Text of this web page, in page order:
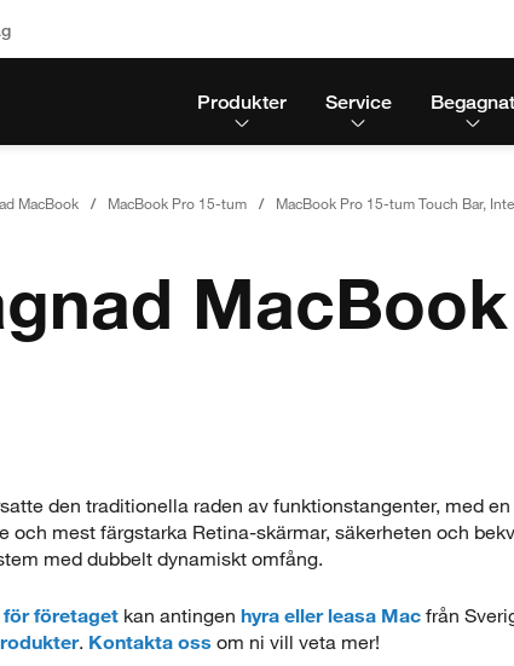
Produkter Service Begagnat
MacBook MacBook Pro 15-tum MacBook Pro 15-tum Touch Bar,
den traditionella raden av funktionstangenter, med
och mest färgstarka Retina-skärmar, säkerheten och
med dubbelt dynamiskt omfång.
för företagetkan antingen hyra eller leasa Macfrån
. Kontakta oss om ni vill veta mer!